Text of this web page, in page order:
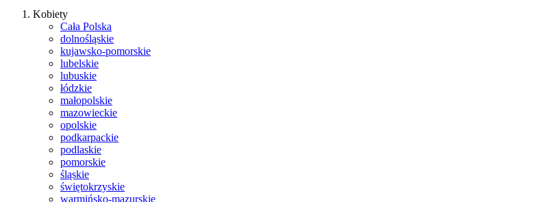
Kobiety
Cała Polska
dolnośląskie
kujawsko-pomorskie
lubelskie
lubuskie
łódzkie
małopolskie
mazowieckie
opolskie
podkarpackie
podlaskie
pomorskie
śląskie
świętokrzyskie
warmińsko-mazurskie